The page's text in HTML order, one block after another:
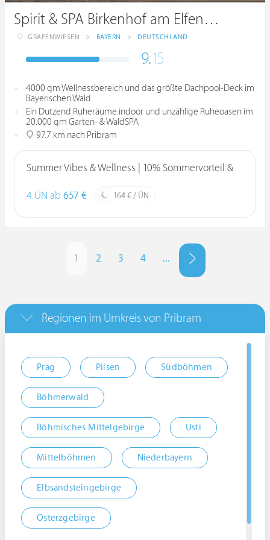
Spirit & SPA Birkenhof am Elfenhain ****S
GRAFENWIESEN > BAYERN > DEUTSCHLAND
9.15
4000 qm Wellnessbereich und das größte Dachpool-Deck im
Bayerischen Wald
Ein Dutzend Ruheräume indoor und unzählige Ruheoasen im
20.000 qm Garten- & WaldSPA
97.7 km nach Pribram
Summer Vibes & Wellness | 10% Sommervorteil &
4 ÜN ab 657 € 164 € / ÜN
1 2 3 4 ...
Regionen im Umkreis von Pribram
Prag Pilsen Südböhmen
Böhmerwald
Böhmisches Mittelgebirge Usti
Mittelböhmen Niederbayern
Elbsandsteingebirge
Osterzgebirge